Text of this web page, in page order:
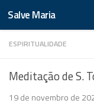
Salve Maria
ESPIRITUALIDADE
Meditação de S.
19 de novembro de